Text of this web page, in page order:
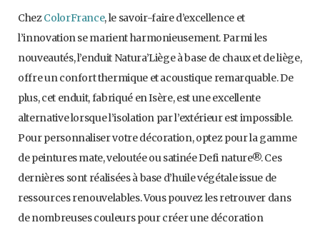
ChezColorFrance, le savoir-faire d’excellence et
l’innovation se marient harmonieusement. Parmi les
nouveautés, l’enduit Natura’Liège à base de chaux et de liège,
offre un confort thermique et acoustique remarquable. De
plus, cet enduit, fabriqué en Isère, est une excellente
alternative lorsque l’isolation par l’extérieur est impossible.
Pour personnaliser votre décoration, optez pour la gamme
de peintures mate, veloutée ou satinée Defi nature®. Ces
dernières sont réalisées à base d’huile végétale issue de
ressources renouvelables. Vous pouvez les retrouver dans
de nombreuses couleurs pour créer une décoration